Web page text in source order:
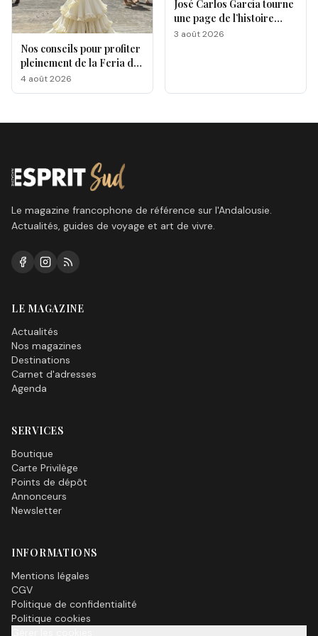
Nos conseils pour profiter
pleinement de la Feria de
Málaga 2026
4 août 2026
José Carlos García tourne
une page de l’histoire
gastronomique de Malaga
3 août 2026
Le magazine francophone de référence sur l'Andalousie.
Actualités, guides de voyage et art de vivre.
LE MAGAZINE
Actualités
Nos magazines
Destinations
Carnet d'adresses
Agenda
SERVICES
Boutique
Carte Privilège
Points de dépôt
Annonceurs
Newsletter
INFORMATIONS
Mentions légales
CGV
Politique de confidentialité
Politique cookies